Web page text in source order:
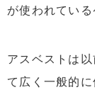
が使われている
アスベストは
て広く一般的